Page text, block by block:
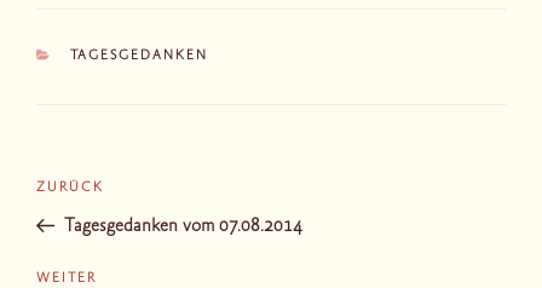
KATEGORIEN
TAGESGEDANKEN
Beitragsnavigation
Vorheriger
Beitrag
ZURÜCK
Tagesgedanken vom 07.08.2014
Nächster
WEITER